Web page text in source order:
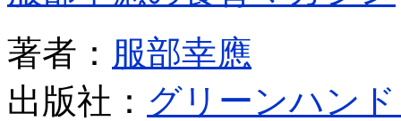
著者： 服部幸應
出版社： グリーンハン